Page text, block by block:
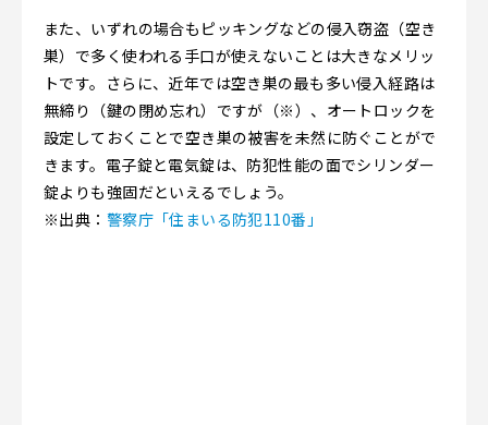
また、いずれの場合もピッキングなどの侵入窃盗（空き
巣）で多く使われる手口が使えないことは大きなメリッ
トです。さらに、近年では空き巣の最も多い侵入経路は
無締り（鍵の閉め忘れ）ですが（※）、オートロックを
設定しておくことで空き巣の被害を未然に防ぐことがで
きます。電子錠と電気錠は、防犯性能の面でシリンダー
錠よりも強固だといえるでしょう。
※出典： 警察庁「住まいる防犯110番」